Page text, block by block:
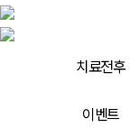
치료전후
이벤트